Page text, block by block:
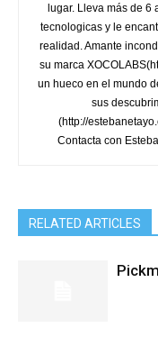
lugar. Lleva más de 6
tecnologicas y le
realidad. Amante
su marca
un hueco en el mundo
sus
(http://
Contacta con
RELATED ARTICLES